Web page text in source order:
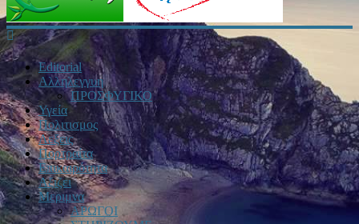
Editorial
Αλληλεγγυη
ΠΡΟΣΦΥΓΙΚΟ
Υγεία
Πολιτισμος
Λεξεις
Πορτραίτα
Επικαιρότητα
Αξιζει
Μεριμνα
ΑΡΩΓΟΙ